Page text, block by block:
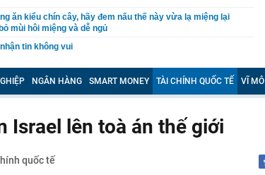
ăn kiểu chín cây, hãy đem nấu thế này vừa lạ miệng lại
mùi hôi miệng và dễ ngủ
tin không vui
chơi" viễn thông sẽ thay đổi
bán DN nắm 7.000 ha đất tại Lào: Giá 60.600 đồng/cp,
11.000 tỷ đồng, gấp rưỡi công ty của ông Trần Bá Dương
đình 300-500km/ngày vẫn thoải mái, đi phố như xe điện’
nước – nhà trường – doanh nghiệp
NGÂN HÀNG SMART MONEY TÀI CHÍNH QUỐC TẾ VĨ MÔ
Israel lên toà án thế giới
quốc tế